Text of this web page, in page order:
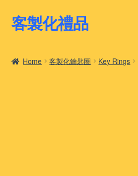
Skip
to
Skip
to
客製化禮品
Home 客製化鑰匙圈 Key Rings